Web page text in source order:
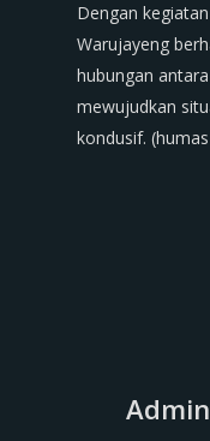
Dengan
Warujayeng
hubungan
mewujudkan
kondusif.